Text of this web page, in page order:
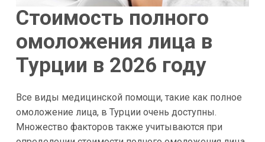
Стоимость полного
омоложения лица в
Турции в 2026 году
Все виды медицинской помощи, такие как полное
омоложение лица, в Турции очень доступны.
Множество факторов также учитываются при